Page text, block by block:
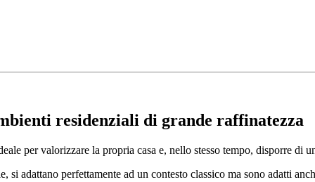
residenziali di grande raffinatezza
per valorizzare la propria casa e, nello stesso tempo, disporre di
adattano perfettamente ad un contesto classico ma sono adatti